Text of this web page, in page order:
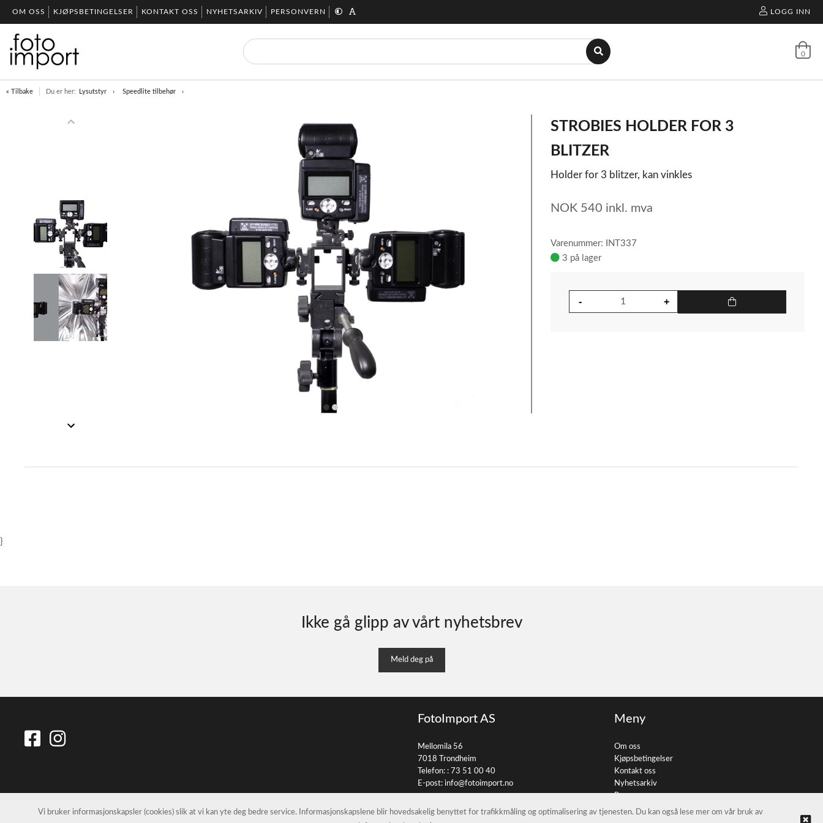
OM OSS KJØPSBETINGELSER KONTAKT OSS NYHETSARKIV PERSONVERN LOGG INN
0
« Tilbake Du er her: Lysutstyr Speedlite tilbehør
of
itemitem
2
STROBIES HOLDER FOR 3
BLITZER
Holder for 3 blitzer, kan vinkles
NOK 540 inkl. mva
Varenummer: INT337
3 på lager
}
Ikke gå glipp av vårt nyhetsbrev
Meld deg på
FotoImport AS
Mellomila 56
7018 Trondheim
Telefon: : 73 51 00 40
E-post: info@fotoimport.no
Meny
Om oss
Kjøpsbetingelser
Kontakt oss
Nyhetsarkiv
Personvern
Vi bruker informasjonskapsler (cookies) slik at vi kan yte deg bedre service. Informasjonskapslene blir hovedsakelig benyttet for trafikkmåling og optimalisering av tjenesten. Du kan også lese mer om vår bruk av